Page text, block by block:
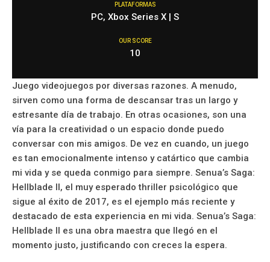
PLATAFORMAS
PC, Xbox Series X | S
OUR SCORE
10
Juego videojuegos por diversas razones. A menudo,
sirven como una forma de descansar tras un largo y
estresante día de trabajo. En otras ocasiones, son una
vía para la creatividad o un espacio donde puedo
conversar con mis amigos. De vez en cuando, un juego
es tan emocionalmente intenso y catártico que cambia
mi vida y se queda conmigo para siempre. Senua’s Saga:
Hellblade II, el muy esperado thriller psicológico que
sigue al éxito de 2017, es el ejemplo más reciente y
destacado de esta experiencia en mi vida. Senua’s Saga:
Hellblade II es una obra maestra que llegó en el
momento justo, justificando con creces la espera.